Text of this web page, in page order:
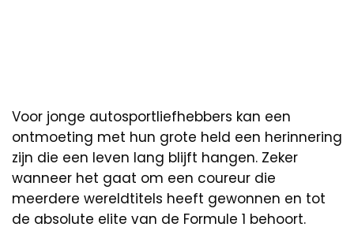
Voor jonge autosportliefhebbers kan een
ontmoeting met hun grote held een herinnering
zijn die een leven lang blijft hangen. Zeker
wanneer het gaat om een coureur die
meerdere wereldtitels heeft gewonnen en tot
de absolute elite van de Formule 1 behoort.